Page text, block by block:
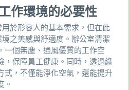
作環境的必要性
用於形容人的基本需求，但在此
之美感與舒適度。辦公室清潔
一個無塵、通風優質的工作空
，保障員工健康。同時，透過綠
式，不僅能淨化空氣，還能提升
。